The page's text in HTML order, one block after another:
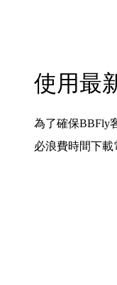
使用最
為了確保BBFly
必浪費時間下載